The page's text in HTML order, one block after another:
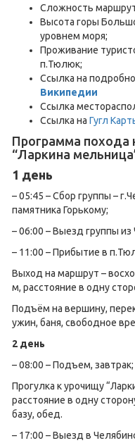
Сложность
Высота горы
уровнем моря;
Проживание
п.Тюлюк;
Ссылка на
Википедии
Ссылка
Ссылка на Гугл
Программа похода
“Ларкина
1 день
– 05:45 – Сбор группы –
памятника Горькому;
– 06:00 – Выезд группы из
– 11:00 – Прибытие в
Выход на маршрут –
м, расстояние в одну
Подъём на вершину,
ужин, баня, свободное
2 день
– 08:00 – Подъем, завтрак;
Прогулка к урочищу
расстояние в одну
базу, обед.
– 17:00 – Выезд в